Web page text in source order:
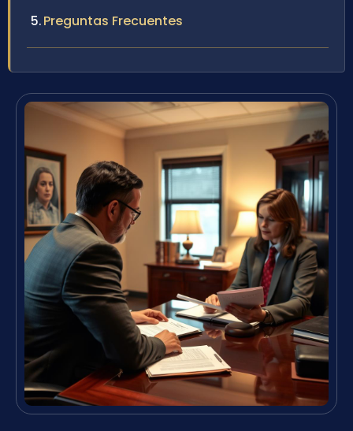
Preguntas Frecuentes